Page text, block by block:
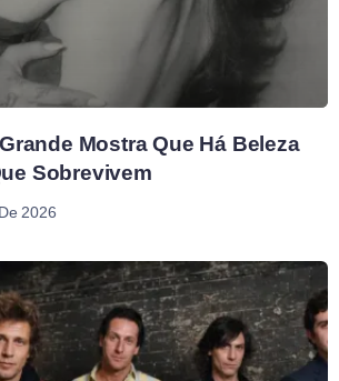
Mostra Que Há Beleza
Sobrevivem
2026